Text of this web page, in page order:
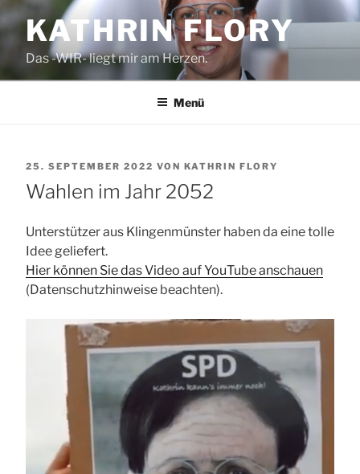
Zum
Inhalt
springenKATHRIN FLORY
Das -WIR- liegt mir am Herzen.
Menü
VERÖFFENTLICHT
AM
25. SEPTEMBER 2022 VON KATHRIN FLORY
Wahlen im Jahr 2052
Unterstützer aus Klingenmünster haben da eine tolle
Idee geliefert.
Hier können Sie das Video auf YouTube anschauen
(Datenschutzhinweise beachten).